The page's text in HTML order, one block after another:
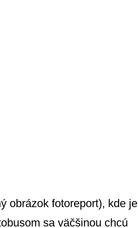
obrázok fotoreport), kde je
sa väčšinou chcú